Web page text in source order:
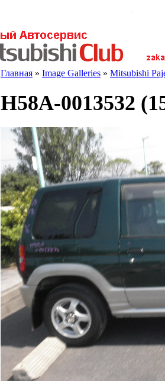
Главная » Image Galleries » Mitsubishi
H58A-0013532